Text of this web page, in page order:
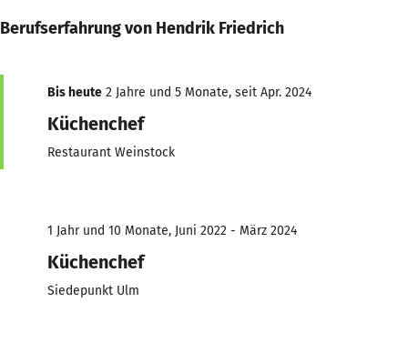
Berufserfahrung von Hendrik Friedrich
Bis heute 2 Jahre und 5 Monate, seit Apr. 2024
Küchenchef
Restaurant Weinstock
1 Jahr und 10 Monate, Juni 2022 - März 2024
Küchenchef
Siedepunkt Ulm